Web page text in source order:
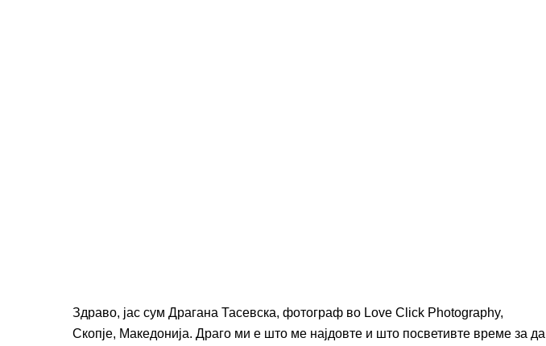
Здраво, јас сум Драгана Тасевска, фотограф во Love Click Photography,
Скопје, Македонија. Драго ми е што ме најдовте и што посветивте време за да